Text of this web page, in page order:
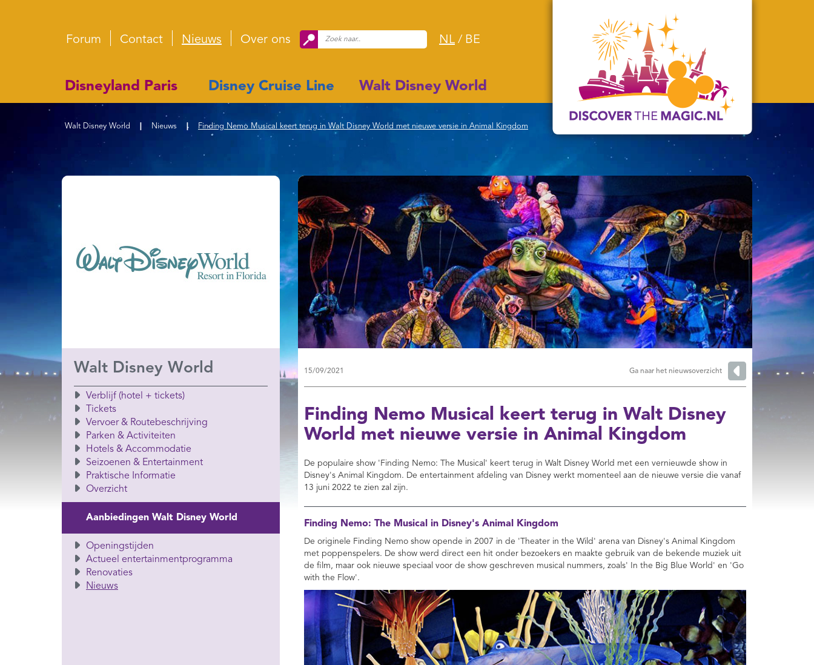
Forum Contact Nieuws Over ons NL / BE
Disneyland Paris Disney Cruise Line Walt Disney World
Walt Disney World Nieuws | Finding Nemo Musical keert terug in Walt Disney World met nieuwe versie in Animal Kingdom
Walt Disney World
Verblijf (hotel + tickets)
Tickets
Vervoer & Routebeschrijving
Parken & Activiteiten
Hotels & Accommodatie
Seizoenen & Entertainment
Praktische Informatie
Overzicht
Aanbiedingen Walt Disney World
Openingstijden
Actueel entertainmentprogramma
Renovaties
Nieuws
15/09/2021 Ga naar het nieuwsoverzicht
Finding Nemo Musical keert terug in Walt Disney
World met nieuwe versie in Animal Kingdom
De populaire show 'Finding Nemo: The Musical' keert terug in Walt Disney World met een vernieuwde show in
Disney's Animal Kingdom. De entertainment afdeling van Disney werkt momenteel aan de nieuwe versie die vanaf
13 juni 2022 te zien zal zijn.
Finding Nemo: The Musical in Disney's Animal Kingdom
De originele Finding Nemo show opende in 2007 in de 'Theater in the Wild' arena van Disney's Animal Kingdom
met poppenspelers. De show werd direct een hit onder bezoekers en maakte gebruik van de bekende muziek uit
de film, maar ook nieuwe speciaal voor de show geschreven musical nummers, zoals' In the Big Blue World' en 'Go
with the Flow'.